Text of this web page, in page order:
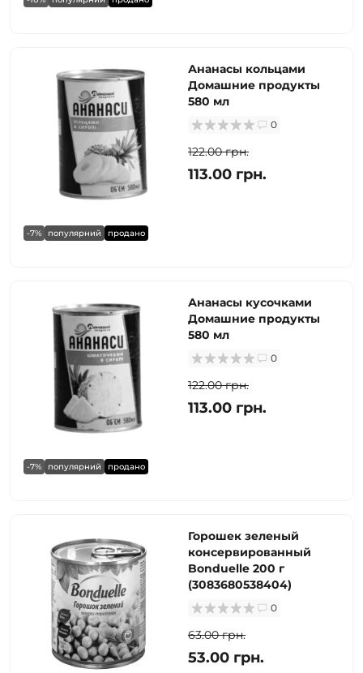
-7% популярний продано
Ананасы кольцами
Домашние продукты
580 мл
0
122.00 грн.
113.00 грн.
-7% популярний продано
Ананасы кусочками
Домашние продукты
580 мл
0
122.00 грн.
113.00 грн.
Горошек зеленый
консервированный
Bonduelle 200 г
(3083680538404)
0
63.00 грн.
53.00 грн.